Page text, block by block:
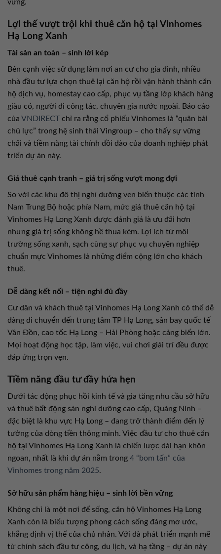
vững.
Lợi thế vượt trội khi thuê căn hộ tại Vinhomes
Hạ Long Xanh
Tài sản an toàn – sinh lời kép
Bên cạnh việc sử dụng làm nơi an cư cho gia đình, nhiều
nhà đầu tư lựa chọn thuê lại căn hộ rồi vận hành thành căn
hộ dịch vụ, homestay cao cấp, phục vụ tầng lớp khách hàng
giàu có, người đi công tác, chuyên gia nước ngoài. Báo cáo
của VNDIRECT chỉ ra rằng cổ phiếu Vinhomes là “quân bài
chủ lực” trong hệ sinh thái Vingroup – cho thấy sự vững
chãi và tiềm năng tài chính dồi dào của doanh nghiệp phát
triển dự án này.
Giá thuê cạnh tranh – giá trị sống vượt mong đợi
So với các khu đô thị nghỉ dưỡng ven biển thuộc các tỉnh
Nam Trung Bộ hoặc phía Nam, mức giá thuê căn hộ tại
Vinhomes Hạ Long Xanh được đánh giá là ưu đãi hơn
nhưng giá trị sống không hề thua kém. Lợi ích từ môi
trường sống xanh, sạch cùng sự phục vụ chuyên nghiệp
chuẩn mực Vinhomes là những điểm cộng lớn cho khách
thuê.
Dễ dàng kết nối – tiện nghi đủ đầy
Cư dân và khách thuê tại Vinhomes Hạ Long Xanh có thể dễ
dàng di chuyển đến trung tâm TP Hạ Long, sân bay quốc tế
Vân Đồn, cao tốc Hạ Long – Hải Phòng hoặc cảng biển lớn.
Mọi hoạt động học tập, làm việc, vui chơi giải trí đều được
đáp ứng trọn vẹn.
Tiềm năng đầu tư đầy hứa hẹn
Dưới tác động phục hồi kinh tế và gia tăng nhu cầu sở hữu
và thuê bất động sản nghỉ dưỡng cao cấp, Quảng Ninh –
đặc biệt là khu vực Hạ Long – đang trở thành điểm đến lý
tưởng của dòng tiền thông minh. Việc đầu tư cho thuê căn
hộ tại Vinhomes Hạ Long Xanh là chiến lược dài hạn khôn
ngoan, nhất là khi dự án nằm trong 4 “bom tấn” của
Vinhomes trong năm 2025.
Sở hữu sản phẩm hàng hiệu – sinh lời bền vững
Không chỉ là một nơi để sống, căn hộ Vinhomes Hạ Long
Xanh còn là biểu tượng phong cách sống đáng mơ ước,
khẳng định vị thế của chủ nhân. Với đà phát triển mạnh mẽ
từ chính sách đầu tư công, du lịch, và hạ tầng – dự án này